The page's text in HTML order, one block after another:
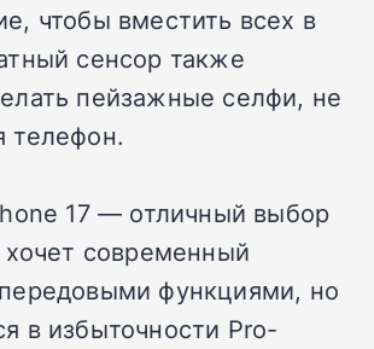
чтобы вместить всех в
сенсор также
пейзажные селфи, не
телефон.
17 — отличный выбор
хочет современный
функциями, но
в избыточности Pro-